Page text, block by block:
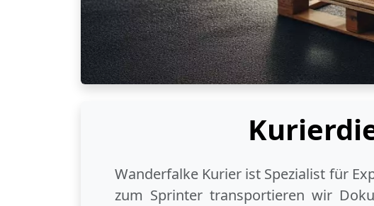
Wanderfalke Kurier ist Spezialist für
zum Sprinter transportieren wir